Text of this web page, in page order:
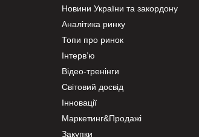
Новини України та закордону
Аналітика ринку
Топи про ринок
Інтерв’ю
Відео-тренінги
Світовий досвід
Інновації
Маркетинг&Продажі
Закупки